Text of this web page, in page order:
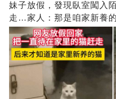
妹子放假，發現臥室闖入
走…家人：那是咱家新養的